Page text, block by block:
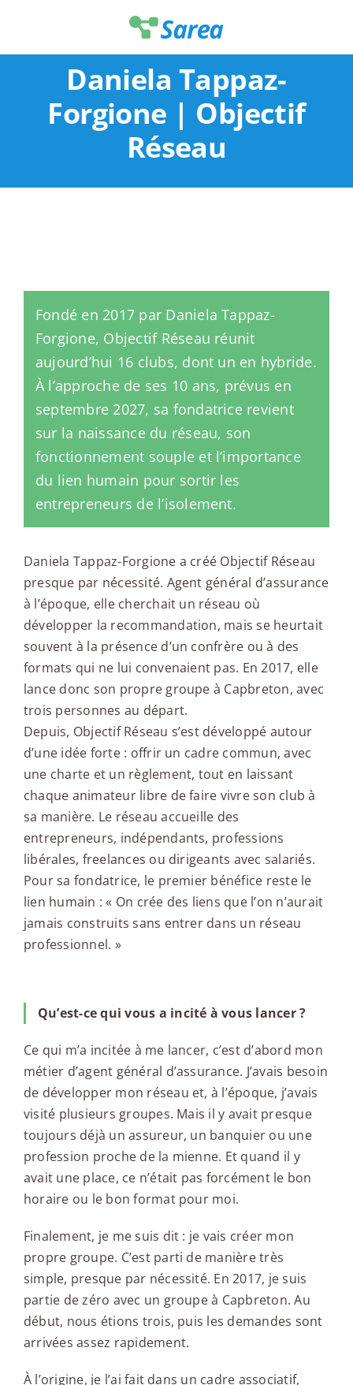
contenu
Daniela Tappaz-
Forgione | Objectif
Réseau
Fondé en 2017 par Daniela Tappaz-
Forgione, Objectif Réseau réunit
aujourd’hui 16 clubs, dont un en hybride.
À l’approche de ses 10 ans, prévus en
septembre 2027, sa fondatrice revient
sur la naissance du réseau, son
fonctionnement souple et l’importance
du lien humain pour sortir les
entrepreneurs de l’isolement.
Daniela Tappaz-Forgione a créé Objectif Réseau
presque par nécessité. Agent général d’assurance
à l’époque, elle cherchait un réseau où
développer la recommandation, mais se heurtait
souvent à la présence d’un confrère ou à des
formats qui ne lui convenaient pas. En 2017, elle
lance donc son propre groupe à Capbreton, avec
trois personnes au départ.
Depuis, Objectif Réseau s’est développé autour
d’une idée forte : offrir un cadre commun, avec
une charte et un règlement, tout en laissant
chaque animateur libre de faire vivre son club à
sa manière. Le réseau accueille des
entrepreneurs, indépendants, professions
libérales, freelances ou dirigeants avec salariés.
Pour sa fondatrice, le premier bénéfice reste le
lien humain : « On crée des liens que l’on n’aurait
jamais construits sans entrer dans un réseau
professionnel. »
Qu’est-ce qui vous a incité à vous lancer ?
Ce qui m’a incitée à me lancer, c’est d’abord mon
métier d’agent général d’assurance. J’avais besoin
de développer mon réseau et, à l’époque, j’avais
visité plusieurs groupes. Mais il y avait presque
toujours déjà un assureur, un banquier ou une
profession proche de la mienne. Et quand il y
avait une place, ce n’était pas forcément le bon
horaire ou le bon format pour moi.
Finalement, je me suis dit : je vais créer mon
propre groupe. C’est parti de manière très
simple, presque par nécessité. En 2017, je suis
partie de zéro avec un groupe à Capbreton. Au
début, nous étions trois, puis les demandes sont
arrivées assez rapidement.
À l’origine, je l’ai fait dans un cadre associatif,